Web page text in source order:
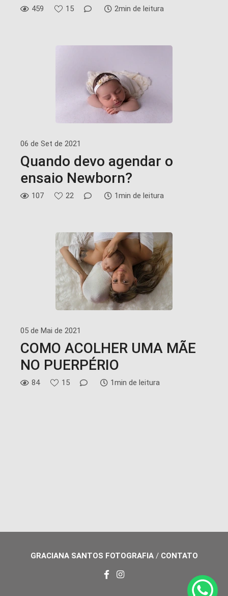
459 15 2min de leitura
06 de Set de 2021
Quando devo agendar o
ensaio Newborn?
107 22 1min de leitura
05 de Mai de 2021
COMO ACOLHER UMA MÃE
NO PUERPÉRIO
84 15 1min de leitura
GRACIANA SANTOS FOTOGRAFIA/ CONTATO